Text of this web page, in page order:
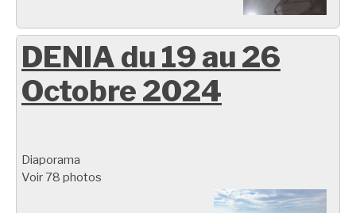
DENIA du 19 au 26
Octobre 2024
Diaporama
Voir 78 photos